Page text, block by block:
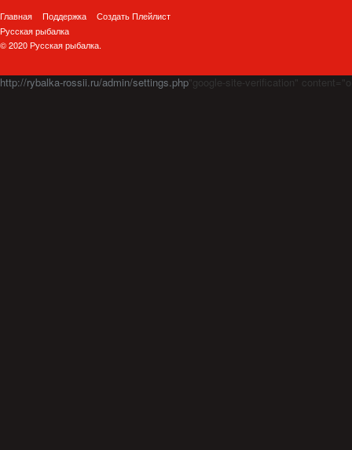
Главная Поддержка
Создать Плейлист
Русская рыбалка
© 2020 Русская рыбалка.
http://rybalka-rossii.ru/admin/settings.php"google-site-verification"